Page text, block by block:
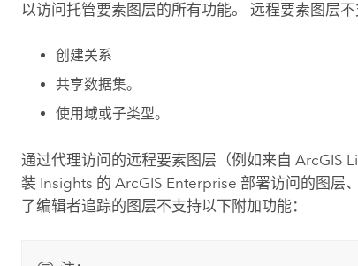
以访问托管要素图层的所有功能。 远程要素图层不
创建关系
共享数据集。
使用域或子类型。
通过代理访问的远程要素图层（例如来自ArcGIS
装 Insights 的ArcGIS Enterprise 部署访问的图层
了编辑者追踪的图层不支持以下附加功能：